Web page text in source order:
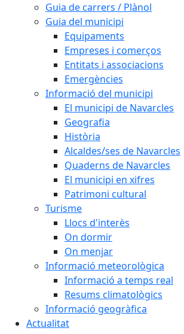
Guia de carrers / Plànol
Guia del municipi
Equipaments
Empreses i comerços
Entitats i associacions
Emergències
Informació del municipi
El municipi de Navarcles
Geografia
Història
Alcaldes/ses de Navarcles
Quaderns de Navarcles
El municipi en xifres
Patrimoni cultural
Turisme
Llocs d'interès
On dormir
On menjar
Informació meteorològica
Informació a temps real
Resums climatològics
Informació geogràfica
Actualitat